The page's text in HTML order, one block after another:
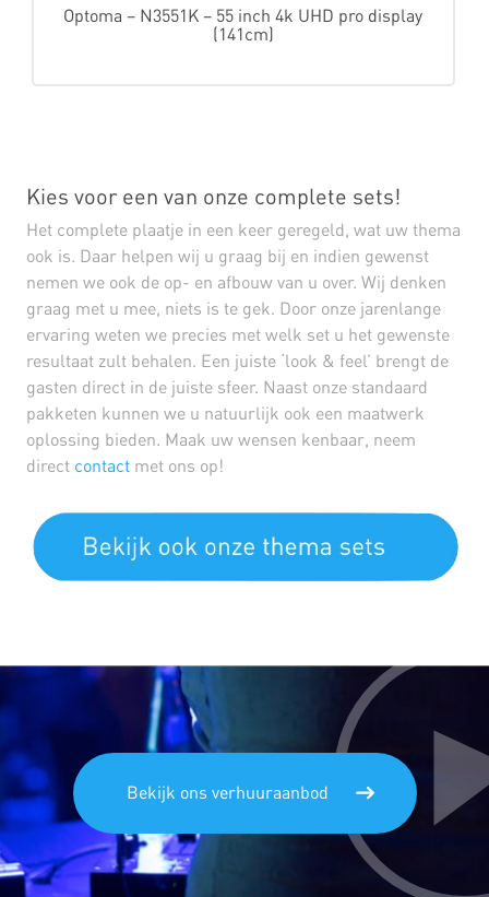
Optoma – N3551K – 55 inch 4k UHD pro display
(141cm)
Kies voor een van onze complete sets!
Het complete plaatje in een keer geregeld, wat uw thema
ook is. Daar helpen wij u graag bij en indien gewenst
nemen we ook de op- en afbouw van u over. Wij denken
graag met u mee, niets is te gek. Door onze jarenlange
ervaring weten we precies met welk set u het gewenste
resultaat zult behalen. Een juiste ‘look & feel’ brengt de
gasten direct in de juiste sfeer. Naast onze standaard
pakketen kunnen we u natuurlijk ook een maatwerk
oplossing bieden. Maak uw wensen kenbaar, neem
direct contact met ons op!
Bekijk ons verhuuraanbod